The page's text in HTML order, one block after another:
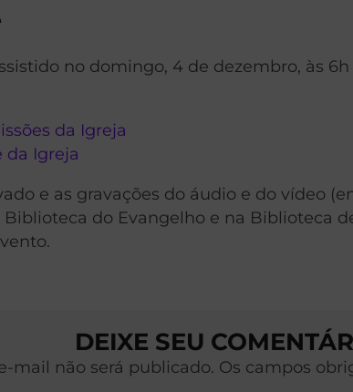
no domingo, 4 de dezembro, às
da Igreja
da Igreja
e as gravações do áudio e do vídeo
do Evangelho e na Biblioteca
DEIXE SEU
mail não será publicado. Os campos